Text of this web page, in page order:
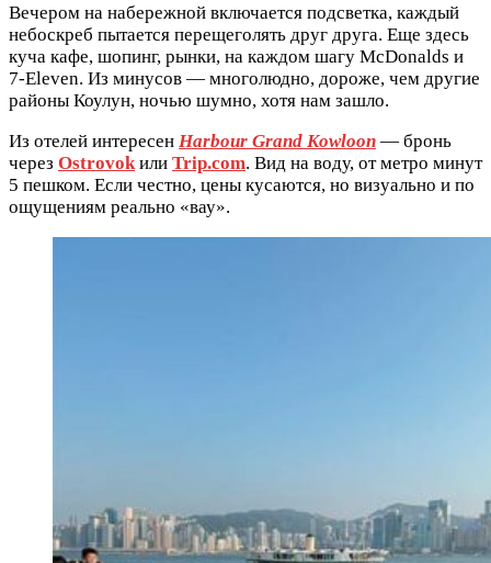
Вечером на набережной включается подсветка, каждый
небоскреб пытается перещеголять друг друга. Еще здесь
куча кафе, шопинг, рынки, на каждом шагу McDonalds и
7-Eleven. Из минусов — многолюдно, дороже, чем другие
районы Коулун, ночью шумно, хотя нам зашло.
Из отелей интересен Harbour Grand Kowloon — бронь
через Ostrovokили Trip.com. Вид на воду, от метро минут
5 пешком. Если честно, цены кусаются, но визуально и по
ощущениям реально «вау».